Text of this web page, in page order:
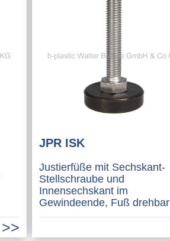
JPR ISK
Justierfüße mit Sechskant-
Stellschraube und
Innensechskant im
Gewindeende, Fuß drehbar